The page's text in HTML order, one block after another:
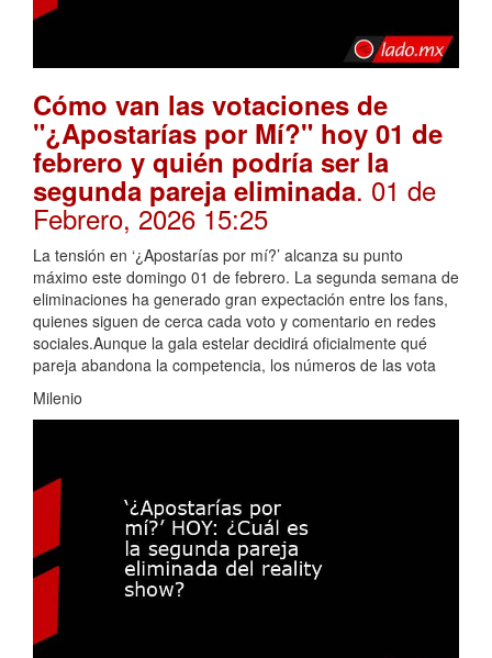
Cómo van las votaciones de
"¿Apostarías por Mí?" hoy 01 de
febrero y quién podría ser la
segunda pareja eliminada. 01 de
Febrero, 2026 15:25
La tensión en ‘¿Apostarías por mí?’ alcanza su punto
máximo este domingo 01 de febrero. La segunda semana de
eliminaciones ha generado gran expectación entre los fans,
quienes siguen de cerca cada voto y comentario en redes
sociales.Aunque la gala estelar decidirá oficialmente qué
pareja abandona la competencia, los números de las vota
Milenio